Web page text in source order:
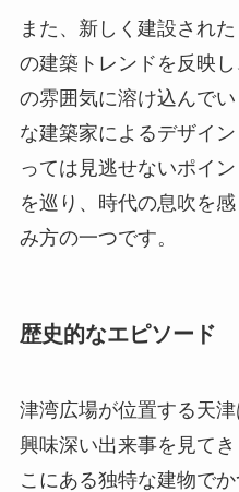
また、新しく建設され
の建築トレンドを反映
の雰囲気に溶け込んで
な建築家によるデザイ
っては見逃せないポイ
を巡り、時代の息吹を
み方の一つです。
歴史的なエピソード
津湾広場が位置する天
興味深い出来事を見て
こにある独特な建物で